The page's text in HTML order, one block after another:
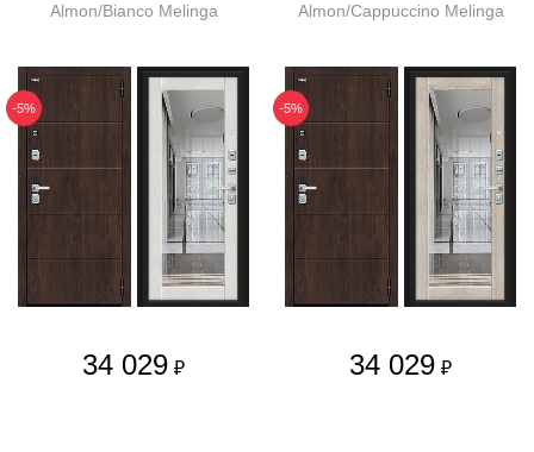
Almon/Bianco Melinga
-5%
34 029 ₽
Almon/Cappuccino Melinga
-5%
34 029 ₽